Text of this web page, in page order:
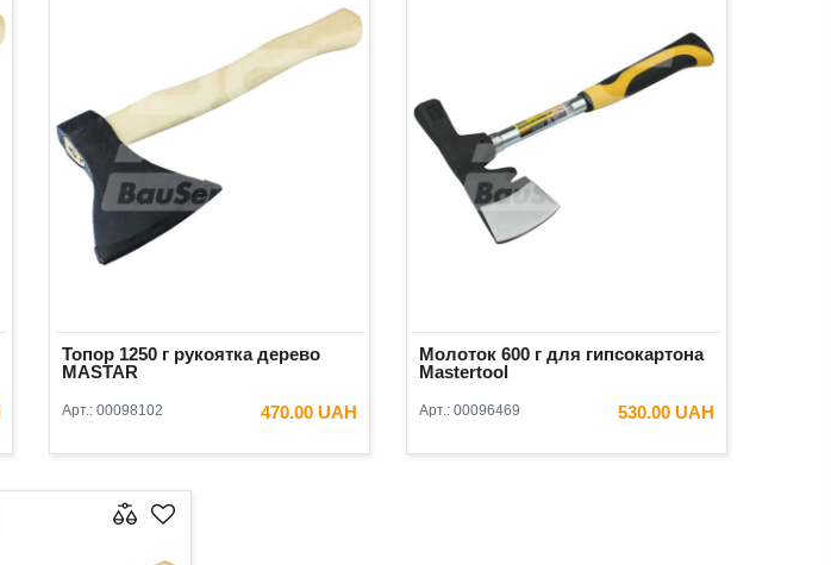
Топор 1250 г рукоятка дерево
MASTAR
Арт.: 00098102 470.00 UAH
В КОРЗИНУ
Молоток 600 г для гипсокартона
Mastertool
Арт.: 00096469 530.00 UAH